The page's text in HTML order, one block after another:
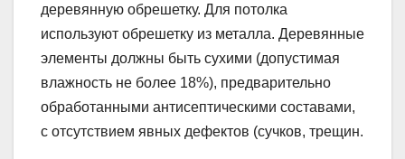
деревянную обрешетку. Для потолка
используют обрешетку из металла. Деревянные
элементы должны быть сухими (допустимая
влажность не более 18%), предварительно
обработанными антисептическими составами,
с отсутствием явных дефектов (сучков, трещин.